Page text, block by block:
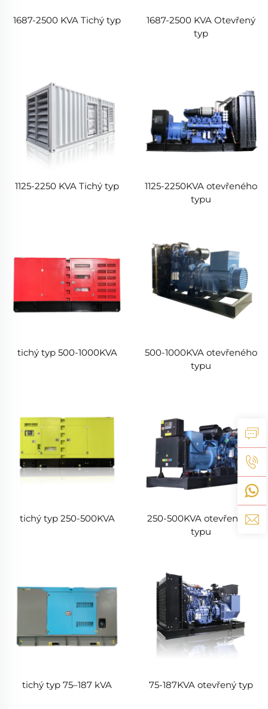
1687-2500 KVA Tichý typ
1687-2500 KVA Otevřený
typ
1125-2250 KVA Tichý typ
1125-2250KVA otevřeného
typu
tichý typ 500-1000KVA
500-1000KVA otevřeného
typu
tichý typ 250-500KVA
250-500KVA otevřeného
typu
tichý typ 75–187 kVA 75-187KVA otevřený typ